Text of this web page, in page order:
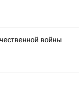
войны